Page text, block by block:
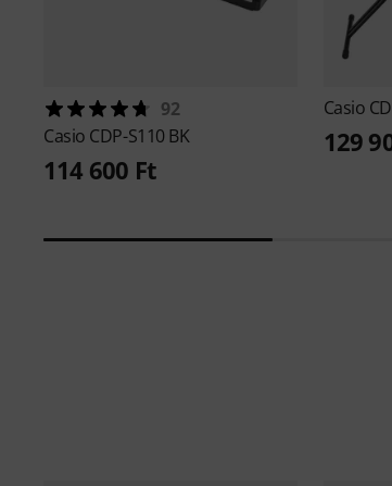
92
Casio CDP-S110 BK
114 600 Ft
Casio
129